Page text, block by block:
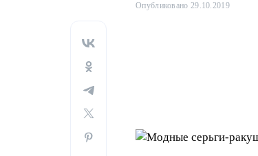
Опубликовано 29.10.2019